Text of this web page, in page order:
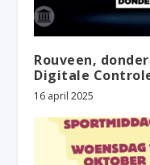
Rouveen,
Digitale
16 april 2025